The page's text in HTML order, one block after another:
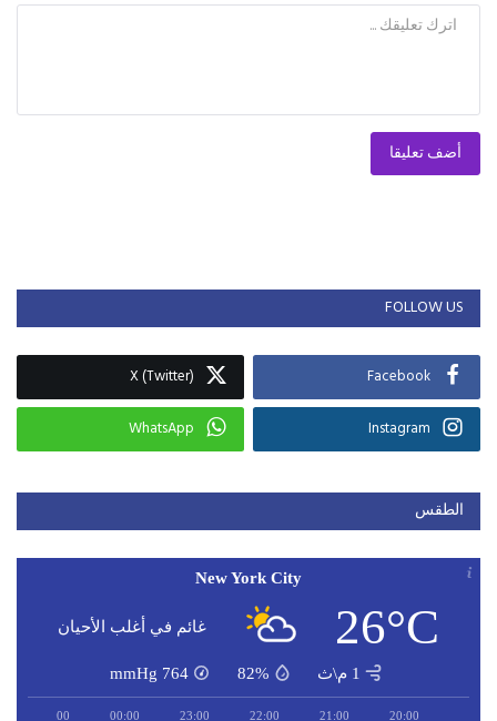
أضف تعليقا
FOLLOW US
Facebook
X (Twitter)
Instagram
WhatsApp
الطقس
New York City
26°C غائم في أغلب الأحيان
1 م\ث 82%
764
mmHg
20:00
21:00
22:00
23:00
00:00
01:00